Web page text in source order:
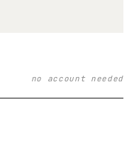
no account needed